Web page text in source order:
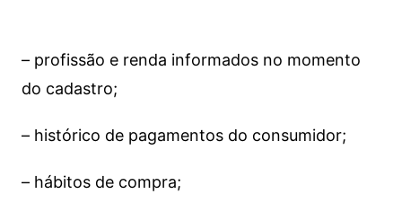
– profissão e renda informados no momento
do cadastro;
– histórico de pagamentos do consumidor;
– hábitos de compra;